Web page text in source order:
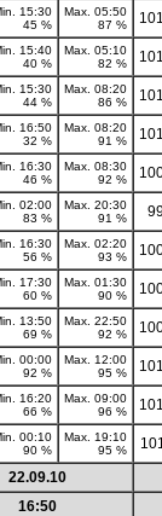
15:30
45 %
Max. 05:50
87 %
15:40
40 %
Max. 05:10
82 %
15:30
44 %
Max. 08:20
86 %
16:50
32 %
Max. 08:20
91 %
16:30
46 %
Max. 08:30
92 %
02:00
83 %
Max. 20:30
91 %
16:30
56 %
Max. 02:20
93 %
17:30
60 %
Max. 01:30
90 %
13:50
69 %
Max. 22:50
92 %
00:00
92 %
Max. 12:00
95 %
16:20
66 %
Max. 09:00
96 %
00:10
90 %
Max. 19:10
95 %
22.09.10
16:50